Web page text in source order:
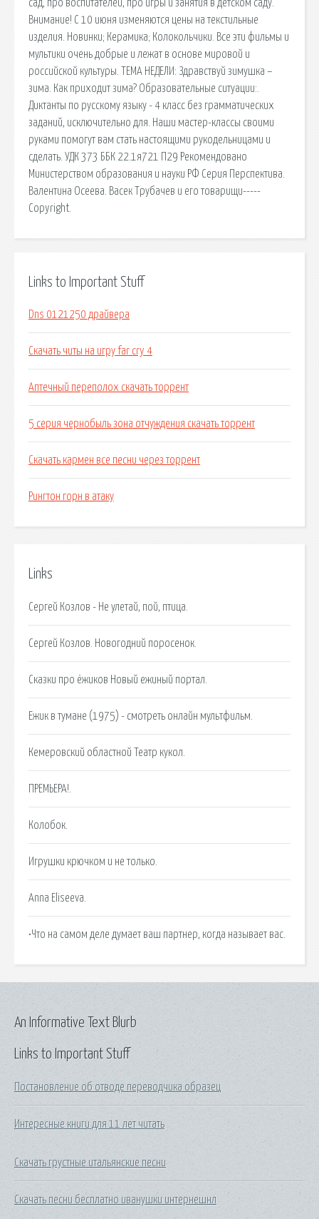
сад, про воспитателей, про игры и занятия в детском саду.
Внимание! С 10 июня изменяются цены на текстильные
изделия. Новинки; Керамика; Колокольчики. Все эти фильмы и
мультики очень добрые и лежат в основе мировой и
российской культуры. ТЕМА НЕДЕЛИ: Здравствуй зимушка –
зима. Как приходит зима? Образовательные ситуации:.
Диктанты по русскому языку - 4 класс без грамматических
заданий, исключительно для. Наши мастер-классы своими
руками помогут вам стать настоящими рукодельницами и
сделать. УДК 373 ББК 22.1я721 П29 Рекомендовано
Министерством образования и науки РФ Серия Перспектива.
Валентина Осеева. Васек Трубачев и его товарищи-----
Copyright.
Links to Important Stuff
Dns 0121250 драйвера
Скачать читы на игру far cry 4
Аптечный переполох скачать торрент
5 серия чернобыль зона отчуждения скачать торрент
Скачать кармен все песни через торрент
Рингтон горн в атаку
Links
Сергей Козлов - Не улетай, пой, птица.
Сергей Козлов. Новогодний поросенок.
Сказки про ёжиков Новый ежиный портал.
Ежик в тумане (1975) - смотреть онлайн мультфильм.
Кемеровский областной Театр кукол.
ПРЕМЬЕРА!.
Колобок.
Игрушки крючком и не только.
Anna Eliseeva.
•Что на самом деле думает ваш партнер, когда называет вас.
Links to Important Stuff
Постановление об отводе переводчика образец
Интересные книги для 11 лет читать
Скачать грустные итальянские песни
Скачать песни бесплатно иванушки интернешнл
An Informative Text Blurb